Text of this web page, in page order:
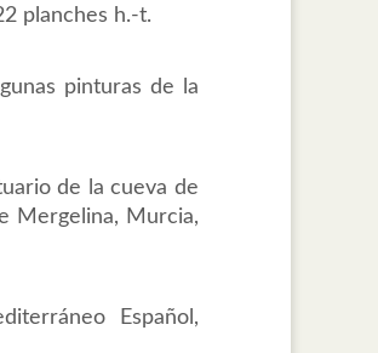
planches h.-t.
pinturas de la
de la cueva de
Mergelina, Murcia,
Español,